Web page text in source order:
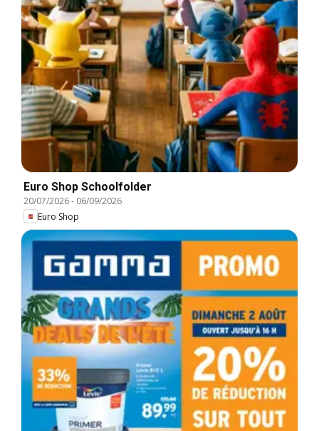
Euro Shop Schoolfolder
20/07/2026- 06/09/2026
Euro Shop